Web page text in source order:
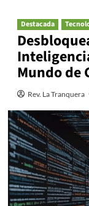
Destacada
Mundo de
Rev. La Tranquera